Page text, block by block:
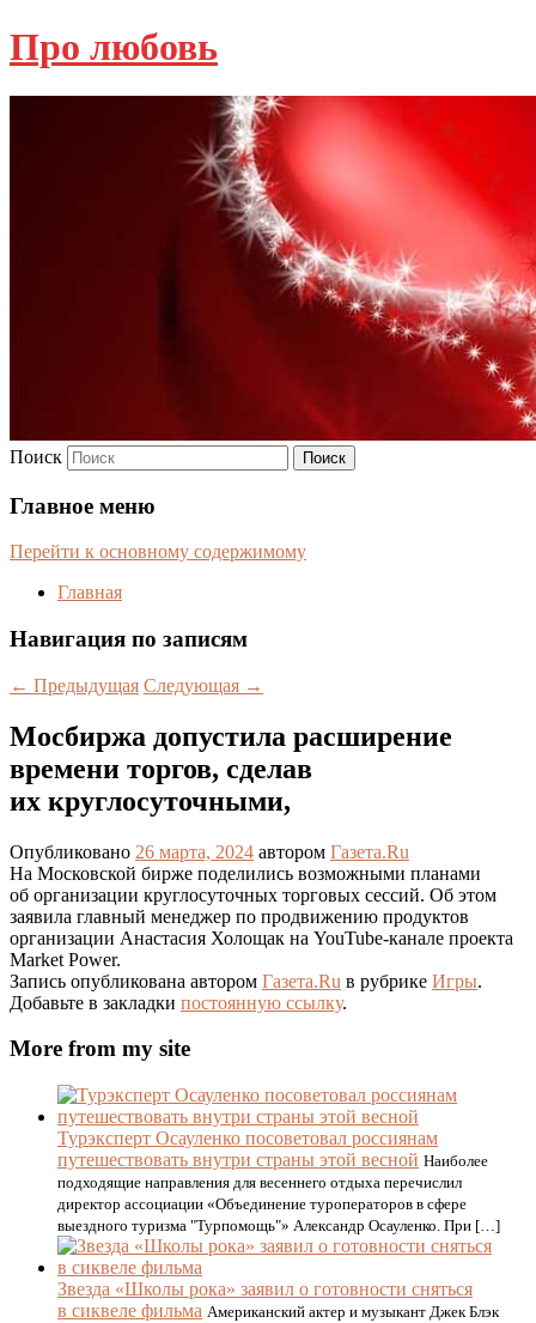
Про любовь
Поиск
Главное меню
Перейти к основному содержимому
Главная
Навигация по записям
← Предыдущая Следующая →
Мосбиржа допустила расширение
времени торгов, сделав
их круглосуточными,
Опубликовано 26 марта, 2024 автором Газета.Ru
На Московской бирже поделились возможными планами
об организации круглосуточных торговых сессий. Об этом
заявила главный менеджер по продвижению продуктов
организации Анастасия Холощак на YouTube-канале проекта
Market Power.
Запись опубликована автором Газета.Ru в рубрике Игры.
Добавьте в закладки постоянную ссылку.
More from my site
Турэксперт Осауленко посоветовал россиянам
путешествовать внутри страны этой весной Наиболее
подходящие направления для весеннего отдыха перечислил
директор ассоциации «Объединение туроператоров в сфере
выездного туризма "Турпомощь"» Александр Осауленко. При […]
Звезда «Школы рока» заявил о готовности сняться
в сиквеле фильма Американский актер и музыкант Джек Блэк